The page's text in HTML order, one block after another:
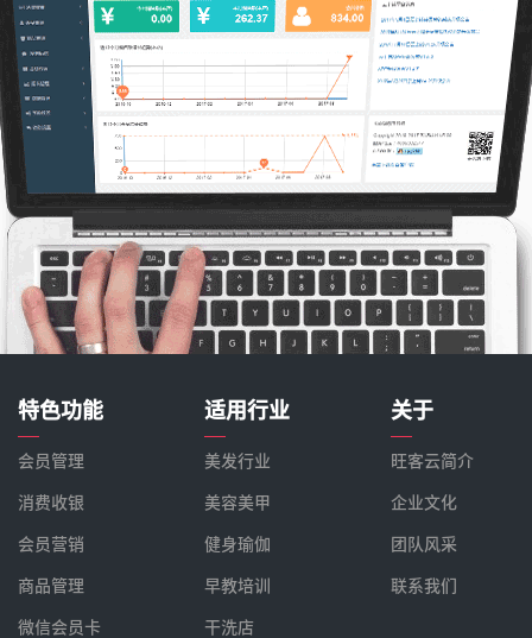
特色功能
会员管理
消费收银
会员营销
商品管理
微信会员卡
适用行业
美发行业
美容美甲
健身瑜伽
早教培训
干洗店
关于
旺客云简介
企业文化
团队风采
联系我们